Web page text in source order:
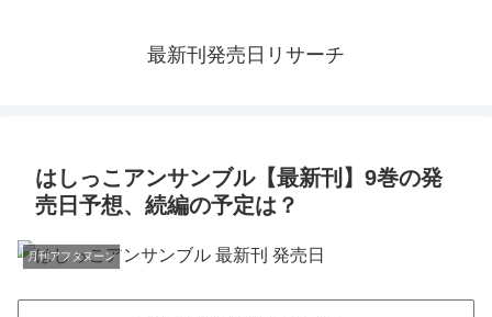
最新刊発売日リサーチ
はしっこアンサンブル【最新刊】9巻の発
売日予想、続編の予定は？
月刊アフタヌーン